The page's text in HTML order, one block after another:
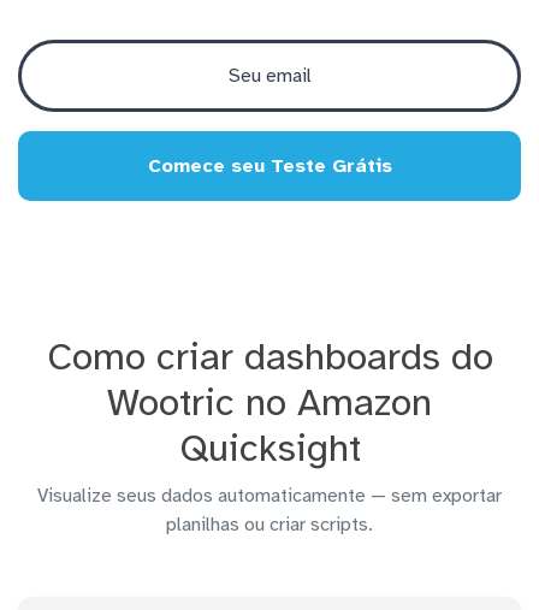
Comece seu Teste Grátis
Como criar dashboards do
Wootric no Amazon
Quicksight
Visualize seus dados automaticamente — sem exportar
planilhas ou criar scripts.